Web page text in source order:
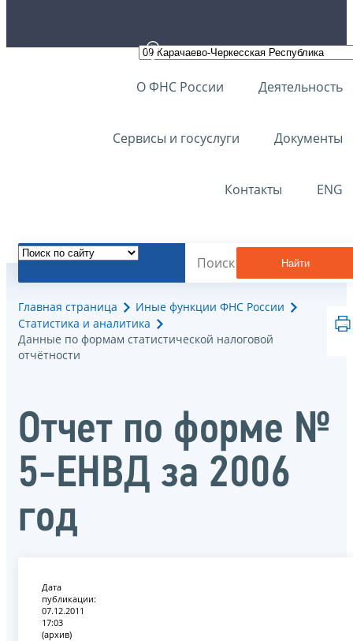
О ФНС России Деятельность
Сервисы и госуслуги Документы
Контакты ENG
Найти
Главная страница
Иные функции ФНС России
Статистика и аналитика
Данные по формам статистической налоговой
отчётности
Отчет по форме №
5-ЕНВД за 2006
год
Дата
публикации:
07.12.2011
17:03
(архив)